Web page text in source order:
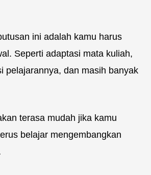
ini adalah kamu harus
Seperti adaptasi mata kuliah,
pelajarannya, dan masih banyak
terasa mudah jika kamu
belajar mengembangkan